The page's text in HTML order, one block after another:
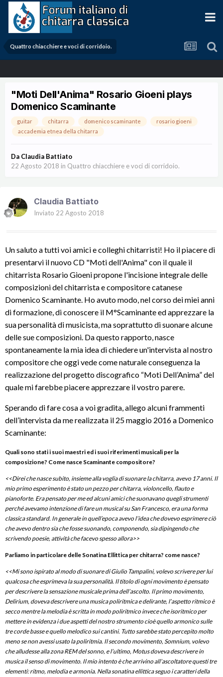
Quattro chiacchiere e voci di corridoio.
"Moti Dell'Anima" Rosario Gioeni plays
Domenico Scaminante
guitar chitarra domenico scaminante
rosario gioeni
accademia etnea della chitarra
Da Claudia Battiato
22 Agosto 2018 in Quattro chiacchiere e voci di corridoio.
Claudia Battiato
Inviato 22 Agosto 2018
Un saluto a tutti voi amici e colleghi chitarristi! Ho il piacere di
presentarvi il nuovo CD "Moti dell'Anima" con il quale il
chitarrista Rosario Gioeni propone l'incisione integrale delle
composizioni del chitarrista e compositore catanese
Domenico Scaminante. Ho avuto modo, nel corso dei miei anni
di formazione, di conoscere il M°Scaminante ed apprezzare la
sua personalità di musicista, ma soprattutto di suonare alcune
delle sue composizioni. Da questo rapporto, nasce
spontaneamente la mia idea di chiedere un'intervista al nostro
compositore che oggi vede come naturale conseguenza la
realizzazione del progetto discografico “Moti Dell’Anima” del
quale mi farebbe piacere apprezzare il vostro parere.
Sperando di fare cosa a voi gradita, allego alcuni frammenti
dell’intervista da me realizzata il 25 maggio 2016 a Domenico
Scaminante:
Quali sono stati i suoi maestri ed i suoi riferimenti musicali per la
composizione? Come nasce Scaminante compositore?
<<Direi che nasce subito, insieme alla voglia di suonare la chitarra, avevo 17 anni. Il
mio primo esperimento è stato un pezzo per chitarra, violoncello, flauto e
pianoforte. Era pensato per me ed alcuni amici che suonavano quegli strumenti
perché avevamo intenzione di fare un musical su San Francesco, era una forma
classica standard. In generale in quell’epoca avevo l’idea che dovevo esprimere ciò
che avevo dentro sia che fosse suonando, componendo, sia dipingendo che
scrivendo poesie, attività che facevo spesso allora>>
Parliamo in particolare delle Sonatina Ellittica per chitarra? come nasce?
<<Mi sono ispirato al modo di suonare di Giulio Tampalini, volevo scrivere per lui
qualcosa che esprimeva la sua personalità. Il titolo di ogni movimento è pensato
per descrivere la sensazione musicale prima dell’ascolto. Il primo movimento,
Delirium, doveva descrivere una musica poliritmica e delirante, l’aspetto ritmico è
secco mentre la melodia è scritta in modo poliritmico invece che isoritmico per
mettere in evidenza i due aspetti del nostro strumento cioè quello armonico sulle
tre corde basse e quello melodico sui cantini. Tutto sarebbe stato percepito molto
meno se non avessi usato la poliritmia. Il secondo movimento, Somnium, volevo
che alludesse alla zona REM del sonno, e l’ultimo, Motus doveva descrivere in
musica il senso di movimento. Il mio intento è che arrivino all’ascoltatore questi tre
elementi: ritmo, melodia e armonia. Nella sonatina ellittica seguo i caratteri della